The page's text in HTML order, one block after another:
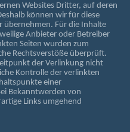
Websites Dritter, auf deren
können wir für diese
übernehmen. Für die Inhalte
Anbieter oder Betreiber
Seiten wurden zum
Rechtsverstöße überprüft.
der Verlinkung nicht
Kontrolle der verlinkten
einer
Bekanntwerden von
Links umgehend